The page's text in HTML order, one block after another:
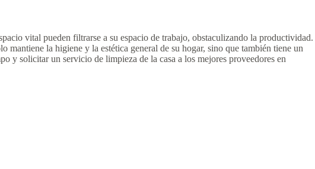
vital pueden filtrarse a su espacio de trabajo, obstaculizando la productividad.
la higiene y la estética general de su hogar, sino que también tiene un
y solicitar un servicio de limpieza de la casa a los mejores proveedores en